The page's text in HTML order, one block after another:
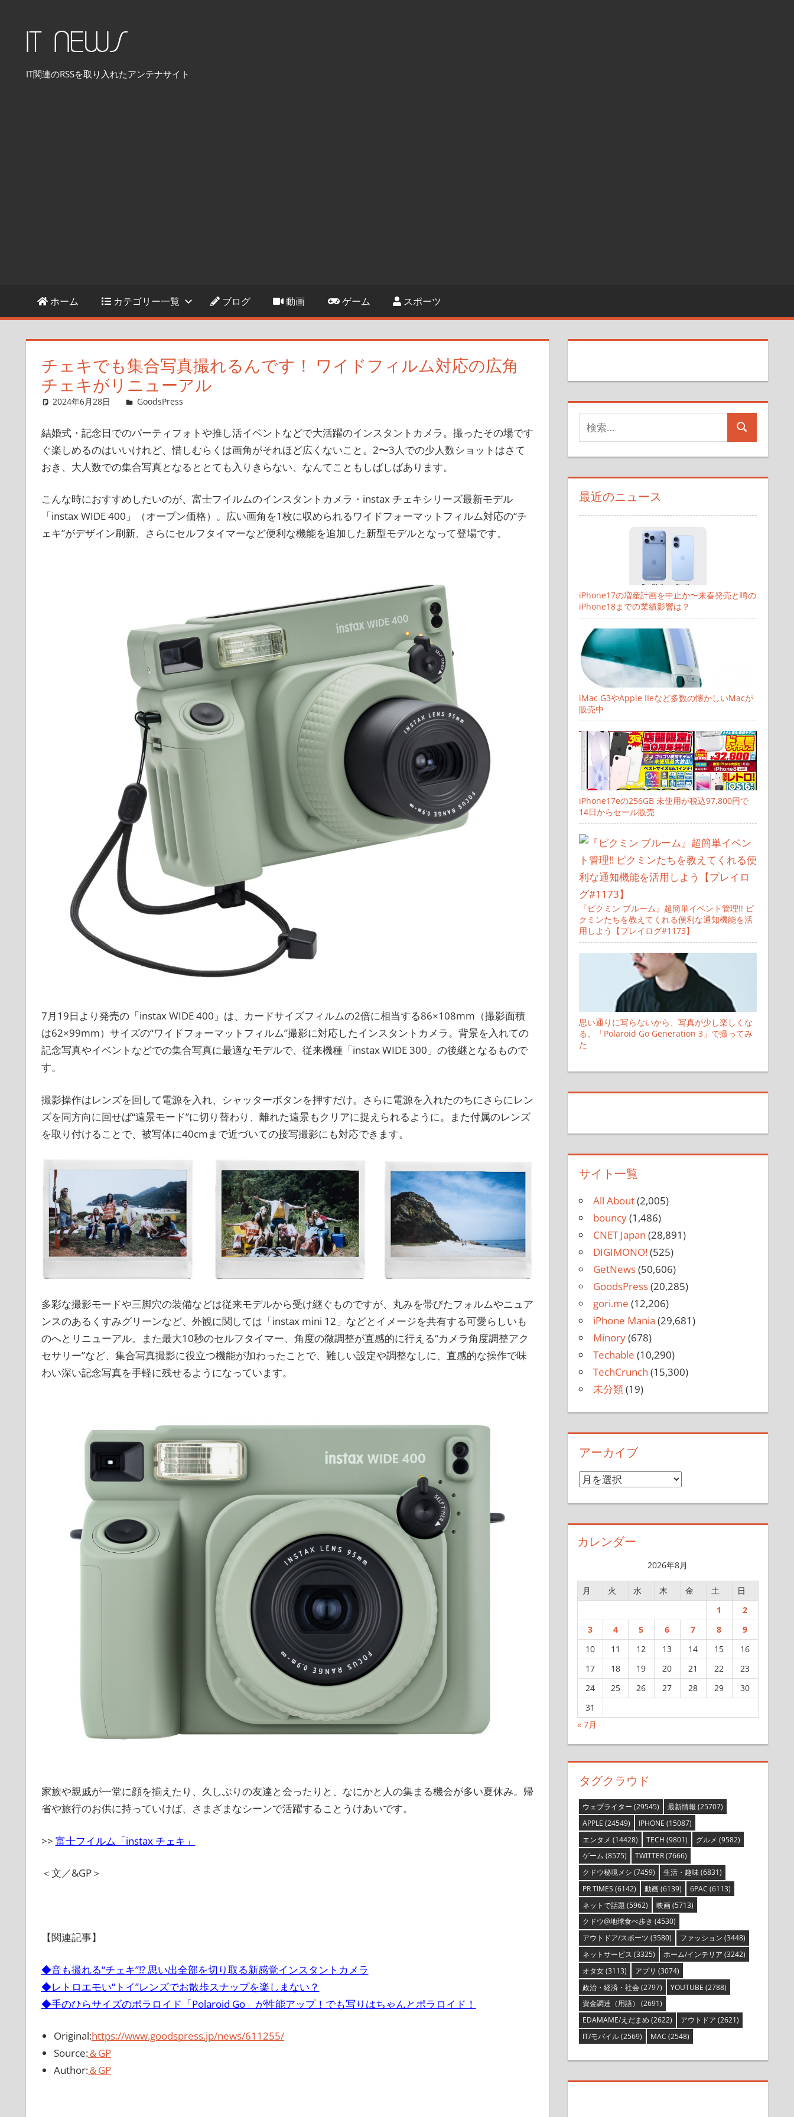
IT NEWS
IT関連のRSSを取り入れたアンテナサイト
ホーム カテゴリー一覧 ブログ 動画 ゲーム スポーツ
チェキでも集合写真撮れるんです！ ワイドフィルム対応の広角
チェキがリニューアル
2024年6月28日 ＆GP
GoodsPress
結婚式・記念日でのパーティフォトや推し活イベントなどで大活躍のインスタントカメラ。撮ったその場です
ぐ楽しめるのはいいけれど、惜しむらくは画角がそれほど広くないこと。2〜3人での少人数ショットはさて
おき、大人数での集合写真となるととても入りきらない、なんてこともしばしばあります。
こんな時におすすめしたいのが、富士フイルムのインスタントカメラ・instax チェキシリーズ最新モデル
「instax WIDE 400」（オープン価格）。広い画角を1枚に収められるワイドフォーマットフィルム対応の“チ
ェキ”がデザイン刷新、さらにセルフタイマーなど便利な機能を追加した新型モデルとなって登場です。
7月19日より発売の「instax WIDE 400」は、カードサイズフィルムの2倍に相当する86×108mm（撮影面積
は62×99mm）サイズの“ワイドフォーマットフィルム”撮影に対応したインスタントカメラ。背景を入れての
記念写真やイベントなどでの集合写真に最適なモデルで、従来機種「instax WIDE 300」の後継となるもので
す。
撮影操作はレンズを回して電源を入れ、シャッターボタンを押すだけ。さらに電源を入れたのちにさらにレン
ズを同方向に回せば“遠景モード”に切り替わり、離れた遠景もクリアに捉えられるように。また付属のレンズ
を取り付けることで、被写体に40cmまで近づいての接写撮影にも対応できます。
多彩な撮影モードや三脚穴の装備などは従来モデルから受け継ぐものですが、丸みを帯びたフォルムやニュア
ンスのあるくすみグリーンなど、外観に関しては「instax mini 12」などとイメージを共有する可愛らしいも
のへとリニューアル。また最大10秒のセルフタイマー、角度の微調整が直感的に行える“カメラ角度調整アク
セサリー”など、集合写真撮影に役立つ機能が加わったことで、難しい設定や調整なしに、直感的な操作で味
わい深い記念写真を手軽に残せるようになっています。
家族や親戚が一堂に顔を揃えたり、久しぶりの友達と会ったりと、なにかと人の集まる機会が多い夏休み。帰
省や旅行のお供に持っていけば、さまざまなシーンで活躍することうけあいです。
>> 富士フイルム「instax チェキ」
＜文／&GP＞
【関連記事】
◆音も撮れる“チェキ”!? 思い出全部を切り取る新感覚インスタントカメラ
◆レトロエモい“トイ”レンズでお散歩スナップを楽しまない？
◆手のひらサイズのポラロイド「Polaroid Go」が性能アップ！でも写りはちゃんとポラロイド！
Original:https://www.goodspress.jp/news/611255/
Source:＆GP
Author:＆GP
索
対
検
最近のニュース
iPhone17の増産計画を中止か〜来春発売と噂の
iPhone18までの業績影響は？
iMac G3やApple IIeなど多数の懐かしいMacが
販売中
iPhone17eの256GB 未使用が税込97,800円で
14日からセール販売
『ピクミン ブルーム』超簡単イベント管理!! ピ
クミンたちを教えてくれる便利な通知機能を活
用しよう【プレイログ#1173】
思い通りに写らないから、写真が少し楽しくな
る。「Polaroid Go Generation 3」で撮ってみ
た
サイト一覧
All About(2,005)
bouncy(1,486)
CNET Japan (28,891)
DIGIMONO!(525)
GetNews(50,606)
GoodsPress(20,285)
gori.me (12,206)
iPhone Mania (29,681)
Minory(678)
Techable (10,290)
TechCrunch (15,300)
未分類(19)
アーカイブ
ア
ブ
カレンダー
2026年8月
月 火 水 木 金 土
日
1
2
3
4 5 6 7 8
9
10
11 12 13 14 15
16
17
18 19 20 21 22
23
24
25 26 27 28 29
30
31
« 7月
タグクラウド
ウェブライター (29545) 最新情報 (25707)
APPLE (24549) IPHONE (15087)
エンタメ (14428) TECH (9801) グルメ (9582)
ゲーム (8575) TWITTER(7666)
クドウ秘境メシ (7459) 生活・趣味(6831)
PR TIMES (6142) 動画(6139) 6PAC (6113)
ネットで話題 (5962) 映画(5713)
クドウ@地球食べ歩き (4530)
アウトドア/スポーツ (3580) ファッション (3448)
ネットサービス (3325) ホーム/インテリア (3242)
オタ女(3113) アプリ (3074)
政治・経済・社会(2797) YOUTUBE (2788)
資金調達（用語） (2691)
EDAMAME/えだまめ (2622) アウトドア (2621)
IT/モバイル(2569) MAC (2548)